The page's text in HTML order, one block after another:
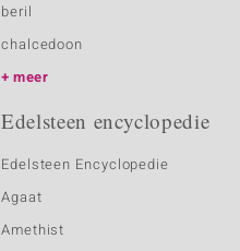
beril
chalcedoon
meer
Edelsteen encyclopedie
Edelsteen Encyclopedie
Agaat
Amethist